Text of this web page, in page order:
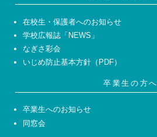
在校生・保護者へのお知らせ
学校広報誌「NEWS」
なぎさ彩会
いじめ防止基本方針（PDF）
卒業生の方へ
卒業生へのお知らせ
同窓会